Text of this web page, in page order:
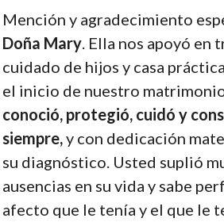
Mención y agradecimiento
Doña Mary. Ella nos apoyó en
cuidado de hijos y casa
el inicio de nuestro
conoció, protegió, cuidó y
siempre,y con dedicación
su diagnóstico. Usted suplió
ausencias en su vida y sabe
afecto que le tenía y el que le